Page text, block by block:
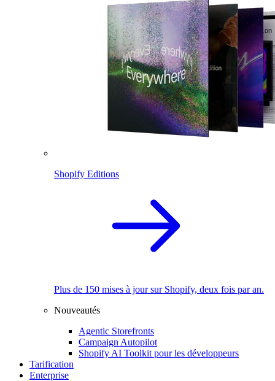
Shopify Editions
Plus de 150 mises à jour sur Shopify, deux fois par an.
Nouveautés
Agentic Storefronts
Campaign Autopilot
Shopify AI Toolkit pour les développeurs
Tarification
Enterprise